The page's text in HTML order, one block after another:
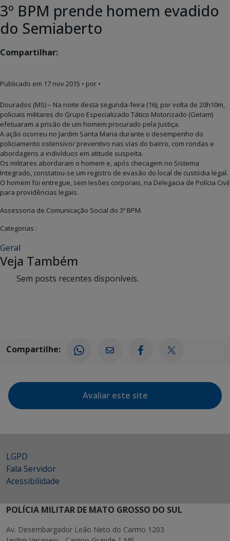
3º BPM prende homem evadido
do Semiaberto
Compartilhar:
Publicado em 17 nov 2015 • por •
Dourados (MS) – Na noite desta segunda-feira (16), por volta de 20h10m,
policiais militares do Grupo Especializado Tático Motorizado (Getam)
efetuaram a prisão de um homem procurado pela Justiça.
A ação ocorreu no Jardim Santa Maria durante o desempenho do
policiamento ostensivo/ preventivo nas vias do bairro, com rondas e
abordagens a indivíduos em atitude suspeita.
Os militares abordaram o homem e, após checagem no Sistema
Integrado, constatou-se um registro de evasão do local de custódia legal.
O homem foi entregue, sem lesões corporais, na Delegacia de Polícia Civil
para providências legais.
Assessoria de Comunicação Social do 3º BPM.
Categorias :
Geral
Veja Também
Sem posts recentes disponíveis.
Compartilhe:
Avaliar este site
LGPD
Fala Servidor
Acessibilidade
POLÍCIA MILITAR DE MATO GROSSO DO SUL
Av. Desembargador Leão Neto do Carmo 1203